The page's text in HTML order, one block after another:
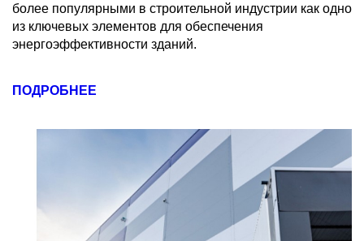
более популярными в строительной индустрии как одно
из ключевых элементов для обеспечения
энергоэффективности зданий.
ПОДРОБНЕЕ